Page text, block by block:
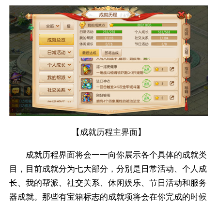
【成就历程主界面】
成就历程界面将会一一向你展示各个具体的成就类
目，目前成就分为七大部分，分别是日常活动、个人成
长、我的帮派、社交关系、休闲娱乐、节日活动和服务
器成就。那些有宝箱标志的成就项将会在你完成的时候